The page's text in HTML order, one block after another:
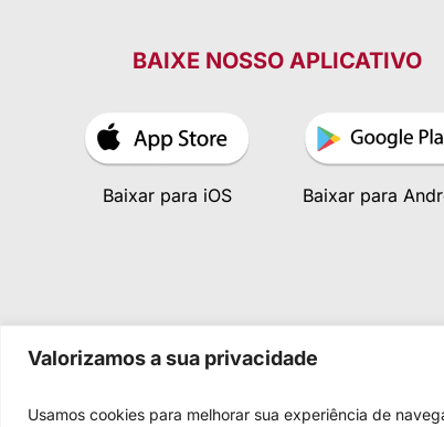
Valorizamos a sua privacidade
Usamos cookies para melhorar sua experiência de
BAIXE NOSSO APLICATIVO
Baixar para iOS Baixar para